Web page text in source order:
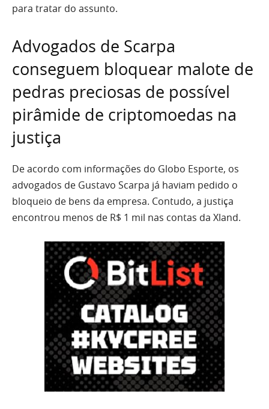
para tratar do assunto.
Advogados de Scarpa
conseguem bloquear malote de
pedras preciosas de possível
pirâmide de criptomoedas na
justiça
De acordo com informações do Globo Esporte, os
advogados de Gustavo Scarpa já haviam pedido o
bloqueio de bens da empresa. Contudo, a justiça
encontrou menos de R$ 1 mil nas contas da Xland.